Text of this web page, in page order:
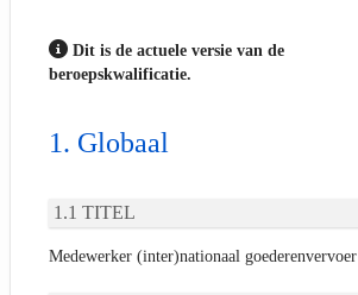
Dit is de actuele versie van de
beroepskwalificatie.
Globaal
TITEL
Medewerker (inter)nationaal goederenvervoer